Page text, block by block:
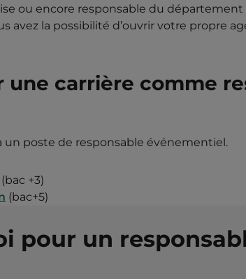
ou encore responsable du
avez la possibilité d’ouvrir votre propre
une carrière comme
poste de responsable événementiel.
+3)
(bac+5)
pour un